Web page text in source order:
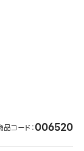
品コード：006520